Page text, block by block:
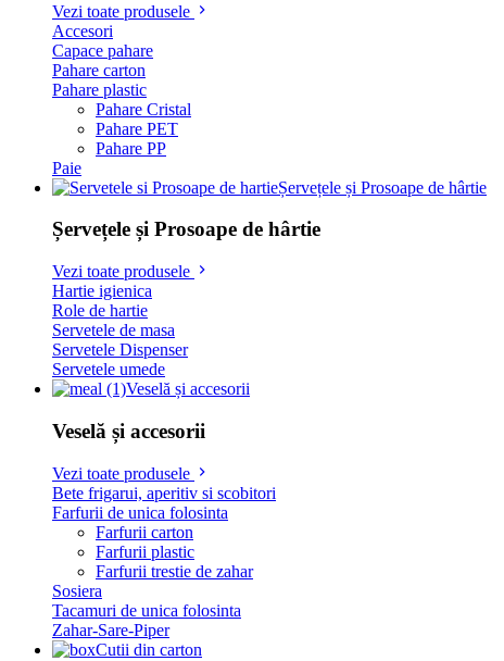
Vezi toate produsele
Accesori
Capace pahare
Pahare carton
Pahare plastic
Pahare Cristal
Pahare PET
Pahare PP
Paie
Șervețele și Prosoape de hârtie
Șervețele și Prosoape de hârtie
Vezi toate produsele
Hartie igienica
Role de hartie
Servetele de masa
Servetele Dispenser
Servetele umede
Veselă și accesorii
Veselă și accesorii
Vezi toate produsele
Bete frigarui, aperitiv si scobitori
Farfurii de unica folosinta
Farfurii carton
Farfurii plastic
Farfurii trestie de zahar
Sosiera
Tacamuri de unica folosinta
Zahar-Sare-Piper
Cutii din carton